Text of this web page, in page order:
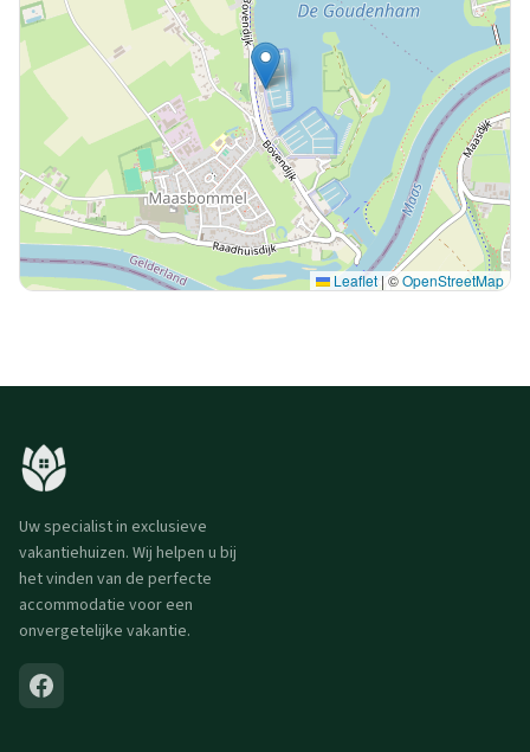
Leaflet | ©OpenStreetMap
Uw specialist in exclusieve
vakantiehuizen. Wij helpen u bij
het vinden van de perfecte
accommodatie voor een
onvergetelijke vakantie.